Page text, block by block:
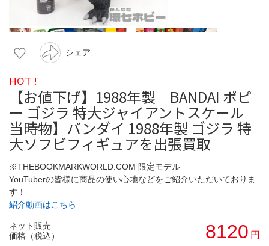
シェア
HOT !
【お値下げ】1988年製 BANDAI ポピ
ー ゴジラ 特大ジャイアントスケール
当時物】バンダイ 1988年製 ゴジラ 特
大ソフビフィギュアを出張買取
※THEBOOKMARKWORLD.COM 限定モデル
YouTuberの皆様に商品の使い心地などをご紹介いただいておりま
す！
紹介動画はこちら
ネット販売
価格（税込）
8120 円